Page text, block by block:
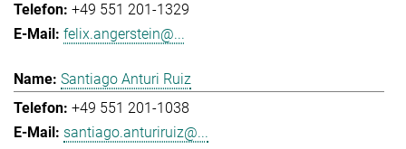
+49 551 201-1329
felix.angerstein@...
Santiago Anturi Ruiz
+49 551 201-1038
santiago.anturiruiz@...